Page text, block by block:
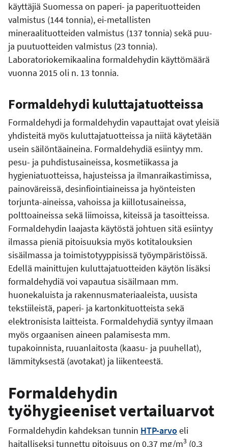
käyttäjiä Suomessa on paperi- ja paperituotteiden
valmistus (144 tonnia), ei-metallisten
mineraalituotteiden valmistus (137 tonnia) sekä puu-
ja puutuotteiden valmistus (23 tonnia).
Laboratoriokemikaalina formaldehydin käyttömäärä
vuonna 2015 oli n. 13 tonnia.
Formaldehydi kuluttajatuotteissa
Formaldehydi ja formaldehydin vapauttajat ovat yleisiä
yhdisteitä myös kuluttajatuotteissa ja niitä käytetään
usein säilöntäaineina. Formaldehydiä esiintyy mm.
pesu- ja puhdistusaineissa, kosmetiikassa ja
hygieniatuotteissa, hajusteissa ja ilmanraikastimissa,
painoväreissä, desinfiointiaineissa ja hyönteisten
torjunta-aineissa, vahoissa ja kiillotusaineissa,
polttoaineissa sekä liimoissa, kiteissä ja tasoitteissa.
Formaldehydin laajasta käytöstä johtuen sitä esiintyy
ilmassa pieniä pitoisuuksia myös kotitalouksien
sisäilmassa ja toimistotyyppisissä työympäristöissä.
Edellä mainittujen kuluttajatuotteiden käytön lisäksi
formaldehydiä voi vapautua sisäilmaan mm.
huonekaluista ja rakennusmateriaaleista, uusista
tekstiileistä, paperi- ja kartonkituotteista sekä
elektronisista laitteista. Formaldehydiä syntyy ilmaan
myös orgaanisen aineen palamisesta mm.
tupakoinnista, ruuanlaitosta (kaasu- ja puuhellat),
lämmityksestä (avotakat) ja liikenteestä.
Formaldehydin
työhygieeniset vertailuarvot
Formaldehydin kahdeksan tunnin HTP-arvoeli
haitalliseksi tunnettu pitoisuus on 0,37 mg/m3 (0,3